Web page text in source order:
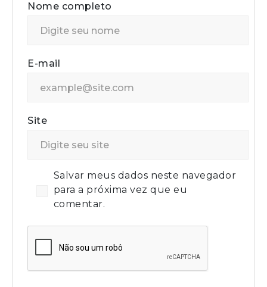
Nome completo
E-mail
Site
Salvar meus dados neste navegador
para a próxima vez que eu
comentar.